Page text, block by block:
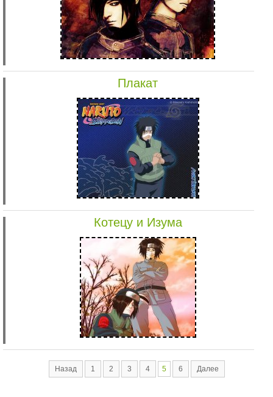
Плакат
Котецу и Изума
Назад 1 2 3 4 5 6 Далее